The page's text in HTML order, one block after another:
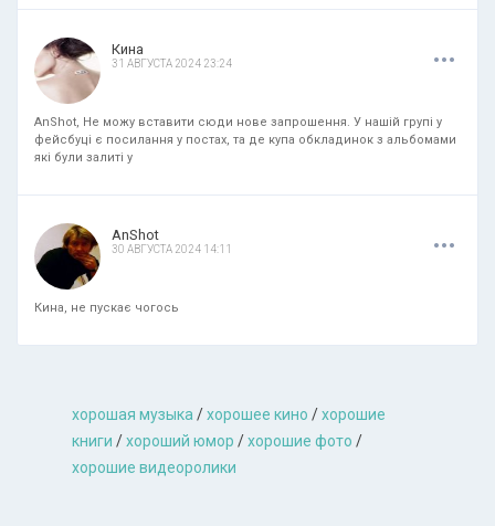
Кина
31 АВГУСТА 2024 23:24 ...
AnShot, Не можу вставити сюди нове запрошення. У нашій групі у
фейсбуці є посилання у постах, та де купа обкладинок з альбомами
які були залиті у
AnShot
30 АВГУСТА 2024 14:11 ...
Кина, не пускає чогось
хорошая музыкa /хорошее кино /хорошие
книги /хороший юмор /хорошие фото /
хорошие видеоролики